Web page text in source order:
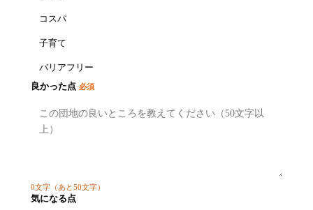
コスパ
子育て
バリアフリー
良かった点 必須
0文字 （あと50文字）
気になる点